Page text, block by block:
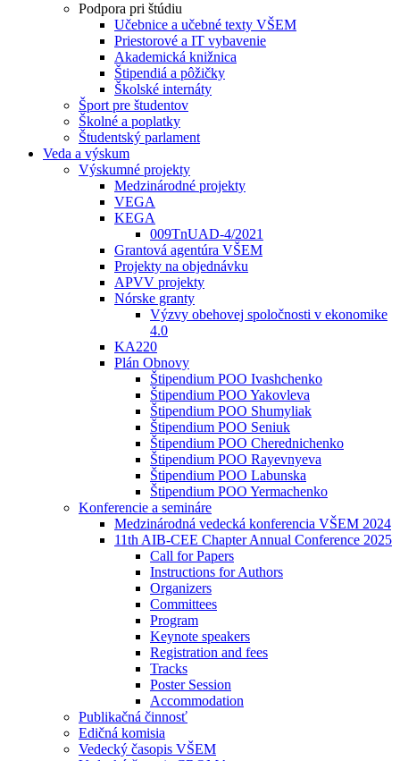
Podpora pri štúdiu
Učebnice a učebné texty VŠEM
Priestorové a IT vybavenie
Akademická knižnica
Štipendiá a pôžičky
Školské internáty
Šport pre študentov
Školné a poplatky
Študentský parlament
Veda a výskum
Výskumné projekty
Medzinárodné projekty
VEGA
KEGA
009TnUAD-4/2021
Grantová agentúra VŠEM
Projekty na objednávku
APVV projekty
Nórske granty
Výzvy obehovej spoločnosti v ekonomike
4.0
KA220
Plán Obnovy
Štipendium POO Ivashchenko
Štipendium POO Yakovleva
Štipendium POO Shumyliak
Štipendium POO Seniuk
Štipendium POO Cherednichenko
Štipendium POO Rayevnyeva
Štipendium POO Labunska
Štipendium POO Yermachenko
Konferencie a semináre
Medzinárodná vedecká konferencia VŠEM 2024
11th AIB-CEE Chapter Annual Conference 2025
Call for Papers
Instructions for Authors
Organizers
Committees
Program
Keynote speakers
Registration and fees
Tracks
Poster Session
Accommodation
Publikačná činnosť
Edičná komisia
Vedecký časopis VŠEM